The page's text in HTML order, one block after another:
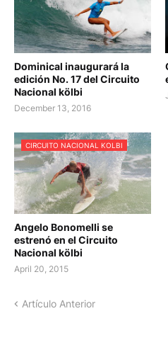
Dominical inaugurará la
edición No. 17 del Circuito
Nacional kölbi
December 13, 2016
CIRCUITO NACIONAL KOLBI
Angelo Bonomelli se
estrenó en el Circuito
Nacional kölbi
April 20, 2015
Artículo Anterior